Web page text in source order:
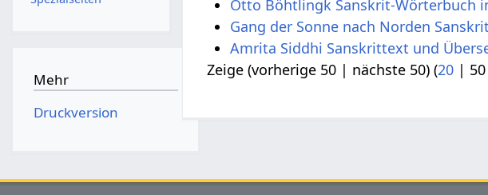
Otto Böhtlingk Sanskrit-Wörterbuch
Gang der Sonne nach Norden Sanskrit
Amrita Siddhi Sanskrittext und
Zeige (vorherige 50 | nächste 50) (20 | 50
Mehr
Druckversion